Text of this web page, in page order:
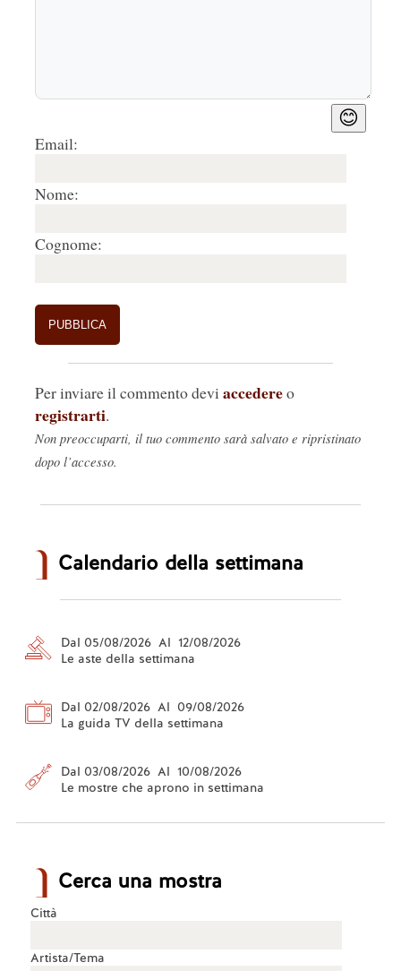
😊
Email:
Nome:
Cognome:
Per inviare il commento devi accedereo
registrarti.
Non preoccuparti, il tuo commento sarà salvato e ripristinato
dopo l’accesso.
Calendario della settimana
Dal 05/08/2026 Al 12/08/2026
Le aste della settimana
Dal 02/08/2026 Al 09/08/2026
La guida TV della settimana
Dal 03/08/2026 Al 10/08/2026
Le mostre che aprono in settimana
Cerca una mostra
Città
Artista/Tema